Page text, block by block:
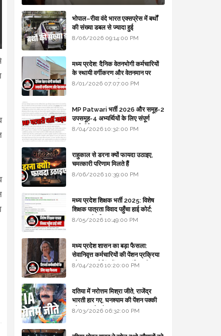
भोपाल–रीवा वंदे भारत एक्सप्रेस में बर्थों
की संख्या डबल से ज्यादा हुई
8/06/2026 09:14:00 PM
मध्य प्रदेश: दैनिक वेतनभोगी कर्मचारियों
के स्थायी वर्गीकरण और वेतनमान पर
सरकार का बड़ा स्पष्टीकरण
8/01/2026 07:07:00 PM
MP Patwari भर्ती 2026 और समूह-2
उपसमूह-4 अभ्यर्थियों के लिए संपूर्ण
मार्गदर्शिका
8/04/2026 10:32:00 PM
राहुकाल से डरना क्यों फायदा उठाइए,
चमत्कारी परिणाम मिलते हैं
8/06/2026 10:39:00 PM
मध्य प्रदेश शिक्षक भर्ती 2025: विशेष
शिक्षक पात्रता विवाद पहुँचा हाई कोर्ट;
सरकार से माँगा जवाब
8/05/2026 10:49:00 PM
मध्य प्रदेश शासन का बड़ा फैसला:
सेवानिवृत्त कर्मचारियों की पेंशन प्रक्रिया
और बजट कोडिंग में हुए क्रांतिकारी
8/04/2026 10:20:00 PM
दतिया में नरोत्तम मिश्रा जीते, राजेंद्र
भारती हार गए, घनश्याम की पेंशन पक्की
और आशुतोष बैक टू...
8/03/2026 06:32:00 PM